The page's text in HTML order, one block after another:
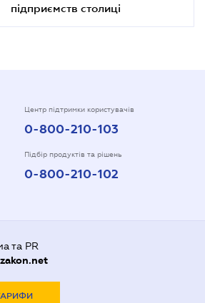
підприємств столиці
Центр підтримки користувачів
0-800-210-103
Підбір продуктів та рішень
0-800-210-102
та PR